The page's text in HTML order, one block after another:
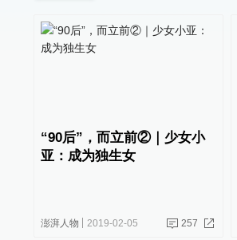
“90后”，而立前②｜少女小
亚：成为独生女
澎湃人物 2019-02-05 257